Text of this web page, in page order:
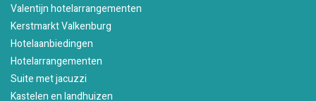
Valentijn hotelarrangementen
Kerstmarkt Valkenburg
Hotelaanbiedingen
Hotelarrangementen
Suite met jacuzzi
Kastelen en landhuizen